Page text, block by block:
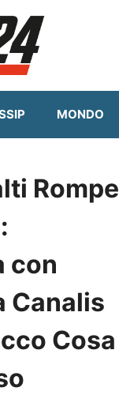
MONDO
Rompe
con
Canalis
Cosa